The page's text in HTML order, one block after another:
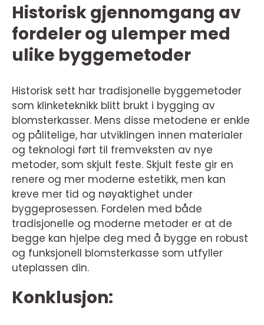
Historisk gjennomgang av
fordeler og ulemper med
ulike byggemetoder
Historisk sett har tradisjonelle byggemetoder
som klinketeknikk blitt brukt i bygging av
blomsterkasser. Mens disse metodene er enkle
og pålitelige, har utviklingen innen materialer
og teknologi ført til fremveksten av nye
metoder, som skjult feste. Skjult feste gir en
renere og mer moderne estetikk, men kan
kreve mer tid og nøyaktighet under
byggeprosessen. Fordelen med både
tradisjonelle og moderne metoder er at de
begge kan hjelpe deg med å bygge en robust
og funksjonell blomsterkasse som utfyller
uteplassen din.
Konklusjon: